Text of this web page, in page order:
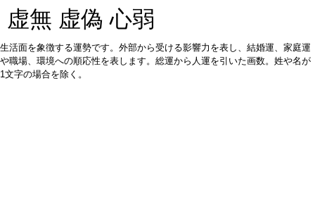
虚無 虚偽 心弱
生活面を象徴する運勢です。外部から受ける影響力を表し、結婚運、家庭運
や職場、環境への順応性を表します。総運から人運を引いた画数。姓や名が
1文字の場合を除く。